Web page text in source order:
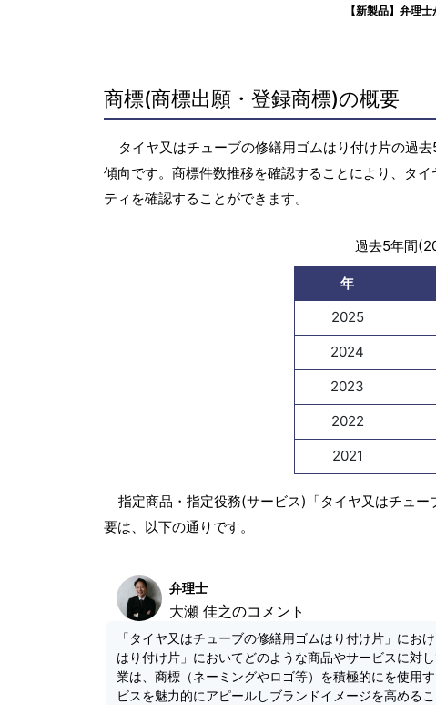
【新製品】弁理
商標(商標出願・登録商標)の概要
タイヤ又はチューブの修繕用ゴムはり付け片の過
傾向です。商標件数推移を確認することにより、タ
ティを確認することができます。
過去5年間
年
2025
2024
2023
2022
2021
指定商品・指定役務(サービス)「タイヤ又はチュ
要は、以下の通りです。
弁理士
大瀬 佳之のコメント
「タイヤ又はチューブの修繕用ゴムはり付け片」にお
はり付け片」においてどのような商品やサービスに対
業は、商標（ネーミングやロゴ等）を積極的にを使用
ビスを魅力的にアピールしブランドイメージを高めるこ